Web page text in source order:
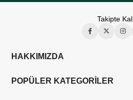
Takipte Kal
HAKKIMIZDA
POPÜLER KATEGORİLER